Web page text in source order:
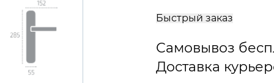
Быстрый заказ
Самовывоз
Доставка